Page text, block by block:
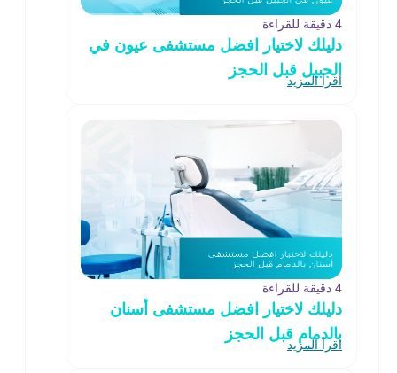
4 دقيقة للقراءة
دليلك لاختيار افضل مستشفى عيون في
الجبيل قبل الحجز
اقرأ المزيد
4 دقيقة للقراءة
دليلك لاختيار افضل مستشفى أسنان
بالدمام قبل الحجز
اقرأ المزيد